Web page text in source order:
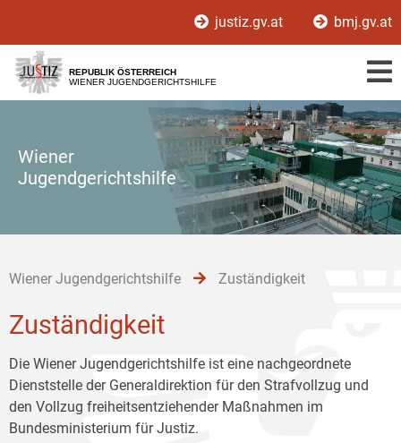
[1]
[2]
[3]
justiz.gv.at bmj.gv.at
REPUBLIK ÖSTERREICH
WIENER JUGENDGERICHTSHILFE
Wiener
Jugendgerichtshilfe
Wiener Jugendgerichtshilfe Zuständigkeit
Zuständigkeit
Die Wiener Jugendgerichtshilfe ist eine nachgeordnete
Dienststelle der Generaldirektion für den Strafvollzug und
den Vollzug freiheitsentziehender Maßnahmen im
Bundesministerium für Justiz.